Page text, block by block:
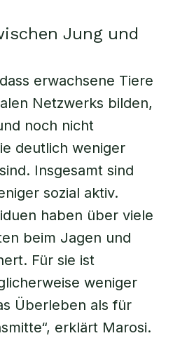
Jung und
erwachsene Tiere
Netzwerks bilden,
noch nicht
deutlich weniger
Insgesamt sind
sozial aktiv.
haben über viele
beim Jagen und
Für sie ist
weniger
Überleben als für
erklärt Marosi.